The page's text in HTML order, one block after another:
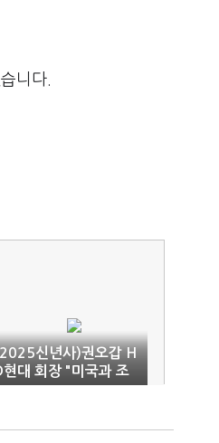
니다.
신년사)권오갑 H
현대 회장 "미국과 조
업 협력, 새로운 기회"